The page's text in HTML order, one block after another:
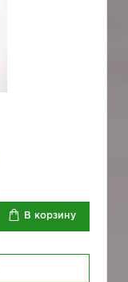
В корзину